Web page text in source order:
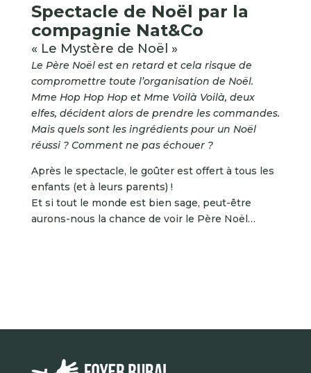
Spectacle de Noël par la
compagnie Nat&Co
« Le Mystère de Noël »
Le Père Noël est en retard et cela risque de
compromettre toute l’organisation de Noël.
Mme Hop Hop Hop et Mme Voilà Voilà, deux
elfes, décident alors de prendre les commandes.
Mais quels sont les ingrédients pour un Noël
réussi ? Comment ne pas échouer ?
Après le spectacle, le goûter est offert à tous les
enfants (et à leurs parents) !
Et si tout le monde est bien sage, peut-être
aurons-nous la chance de voir le Père Noël…